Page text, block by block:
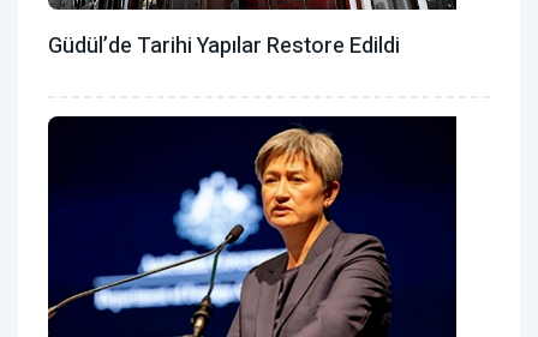
Güdül’de Tarihi Yapılar Restore Edildi